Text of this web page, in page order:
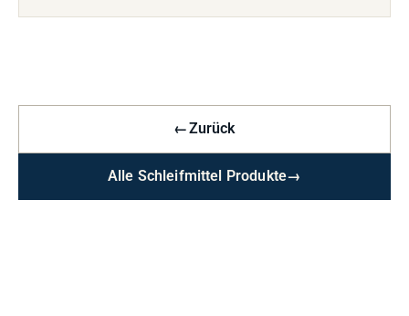
←Zurück
Alle Schleifmittel Produkte→